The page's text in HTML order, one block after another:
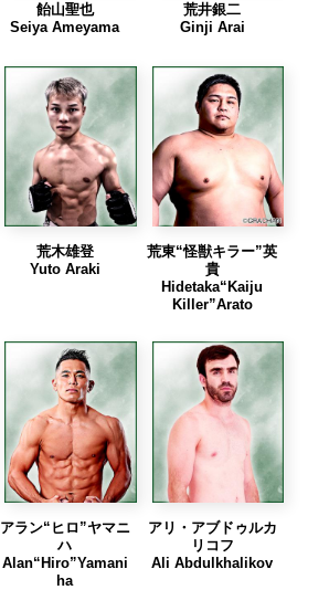
飴山聖也
Seiya Ameyama
荒井銀二
Ginji Arai
荒木雄登
Yuto Araki
荒東“怪獣キラー”英
貴
Hidetaka“Kaiju
Killer”Arato
アラン“ヒロ”ヤマニ
ハ
Alan“Hiro”Yamani
ha
アリ・アブドゥルカ
リコフ
Ali Abdulkhalikov